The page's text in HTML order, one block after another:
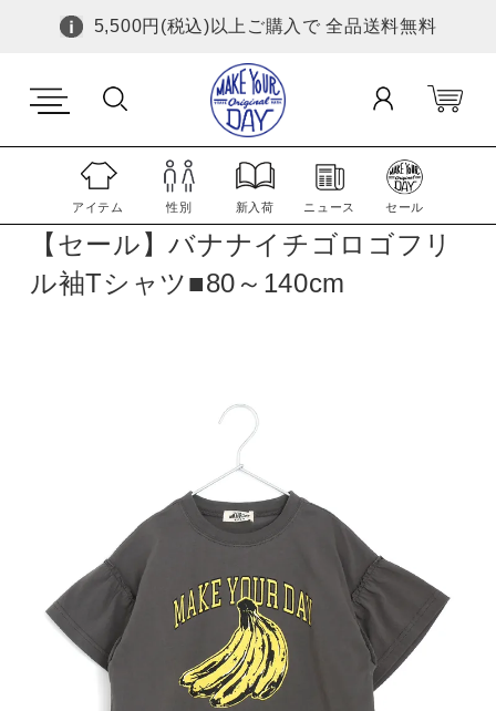
5,500円(税込)以上ご購入で 全品送料無料
【セール】バナナイチゴロゴフリ
ル袖Tシャツ■80～140cm
アイテム 性別 新入荷 ニュース セール